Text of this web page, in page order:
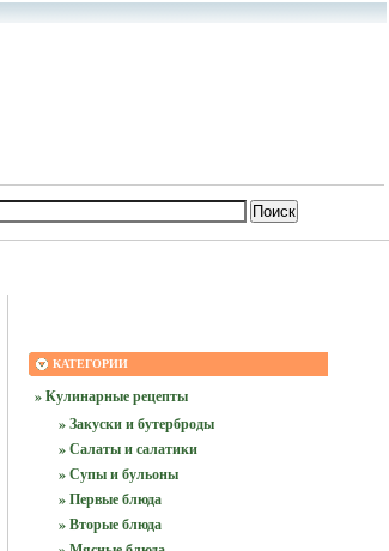
КАТЕГОРИИ
» Кулинарные рецепты
» Закуски и бутерброды
» Салаты и салатики
» Супы и бульоны
» Первые блюда
» Вторые блюда